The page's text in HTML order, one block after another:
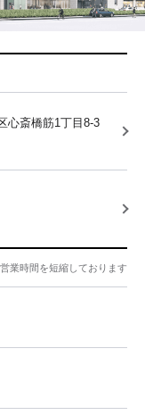
心斎橋筋1丁目8-3
業時間を短縮しております